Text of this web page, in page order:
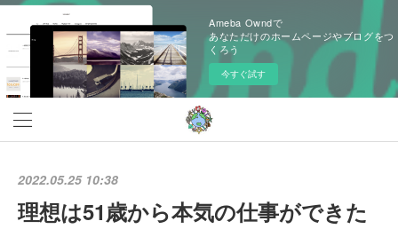
Ameba Owndで
あなただけのホームページやブログをつ
くろう
今すぐ試す
2022.05.25 10:38
理想は51歳から本気の仕事ができた